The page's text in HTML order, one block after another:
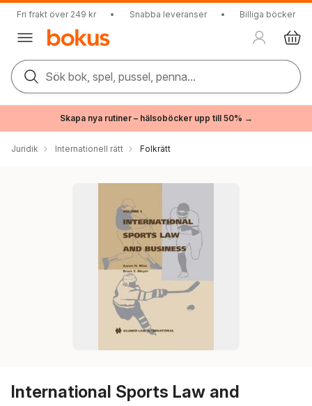
Fri frakt över 249 kr • Snabba leveranser • Billiga böcker
Sök bok, spel, pussel, penna...
Skapa nya rutiner – hälsoböcker upp till 50% →
Juridik Internationell rätt Folkrätt
International Sports Law and